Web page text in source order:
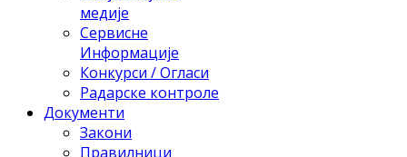
медије
Сервисне
Информације
Конкурси / Огласи
Радарске контроле
Документи
Закони
Правилници